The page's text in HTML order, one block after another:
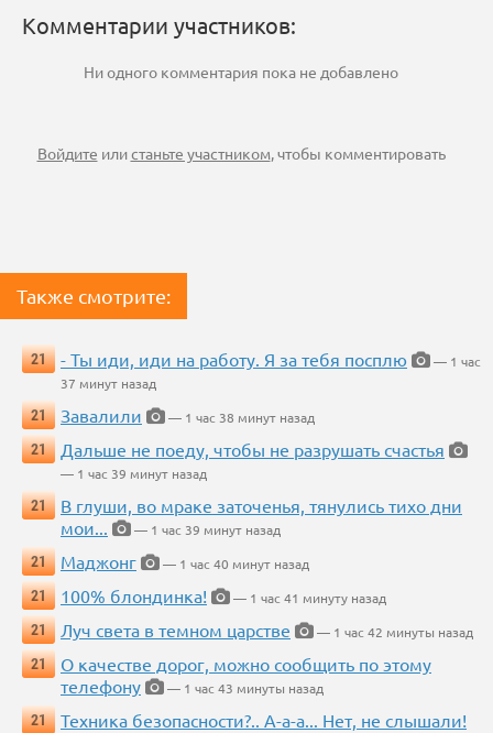
Комментарии участников:
Ни одного комментария пока не добавлено
Войдите илистаньте участником, чтобы комментировать
Также смотрите:
21 - Ты иди, иди на работу. Я за тебя посплю
— 1 час
37 минут назад
21
Завалили
— 1 час 38 минут назад
21
Дальше не поеду, чтобы не разрушать счастья
— 1 час 39 минут назад
21
В глуши, во мраке заточенья, тянулись тихо дни
мои...
— 1 час 39 минут назад
21
Маджонг
— 1 час 40 минут назад
21
100% блондинка!
— 1 час 41 минуту назад
21
Луч света в темном царстве
— 1 час 42 минуты назад
21
О качестве дорог, можно сообщить по этому
телефону
— 1 час 43 минуты назад
21
Техника безопасности?.. А-а-а... Нет, не слышали!